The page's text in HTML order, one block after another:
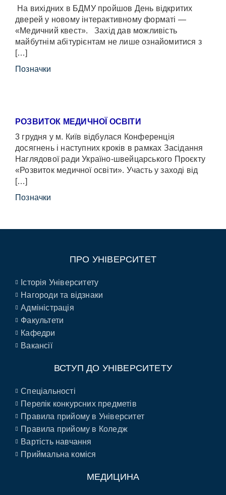
На вихідних в БДМУ пройшов День відкритих
дверей у новому інтерактивному форматі —
«Медичний квест». Захід дав можливість
майбутнім абітурієнтам не лише ознайомитися з
[…]
Позначки
РОЗВИТОК МЕДИЧНОЇ ОСВІТИ
3 грудня у м. Київ відбулася Конференція
досягнень і наступних кроків в рамках Засідання
Наглядової ради Україно-швейцарського Проєкту
«Розвиток медичної освіти». Участь у заході від
[…]
Позначки
ПРО УНІВЕРСИТЕТ
Історія Університету
Нагороди та відзнаки
Адміністрація
Факультети
Кафедри
Вакансії
ВСТУП ДО УНІВЕРСИТЕТУ
Спеціальності
Перелік конкурсних предметів
Правила прийому в Університет
Правила прийому в Коледж
Вартість навчання
Приймальна коміся
МЕДИЦИНА